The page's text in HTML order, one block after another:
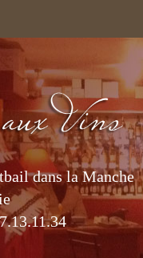
dans la Manche